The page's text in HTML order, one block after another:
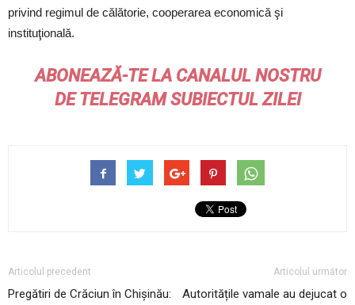
privind regimul de călătorie, cooperarea economică şi
instituţională.
ABONEAZĂ-TE LA CANALUL NOSTRU
DETELEGRAMSUBIECTUL ZILEI
Articolul precedent
Pregătiri de Crăciun în Chișinău:
Articolul următor
Autoritățile vamale au dejucat o